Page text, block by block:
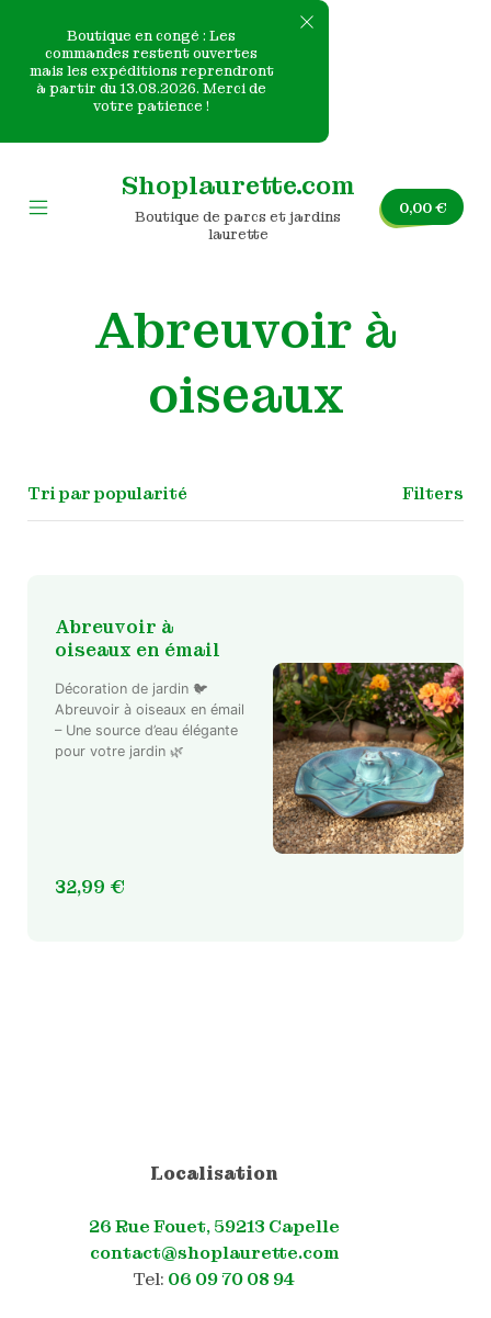
Boutique en congé : Les
commandes restent ouvertes
mais les expéditions reprendront
à partir du 13.08.2026. Merci de
votre patience !
content
Shoplaurette.com
Boutique de parcs et jardins
laurette
0,00€
Abreuvoir à
oiseaux
Filters
Abreuvoir à
oiseaux en émail
Décoration de jardin 🐦
Abreuvoir à oiseaux en émail
– Une source d’eau élégante
pour votre jardin 🌿
32,99 €
Localisation
26 Rue Fouet, 59213 Capelle
contact@shoplaurette.com
Tel: 06 09 70 08 94